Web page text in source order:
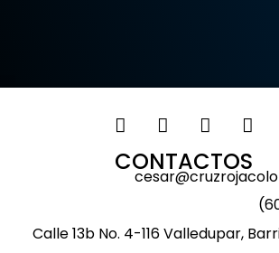
CONTACTOS
Calle 13b No. 4-116 Valledupar,